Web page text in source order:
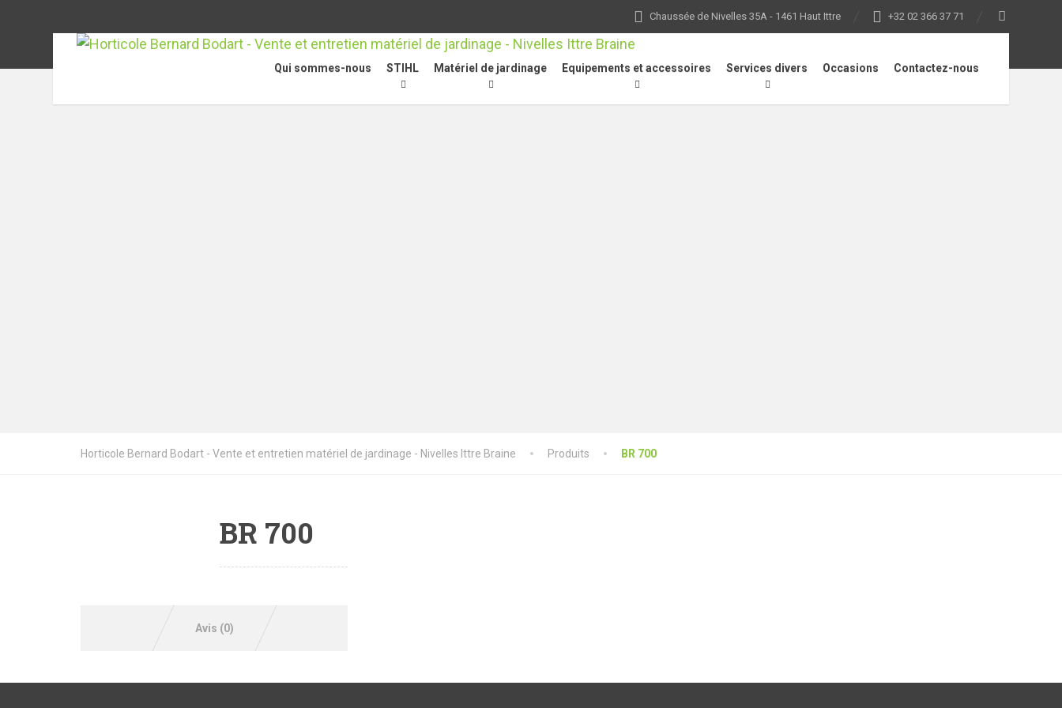
Chaussée de Nivelles 35A - 1461 Haut Ittre +32 02 366 37 71
Qui sommes-nous STIHL Matériel de jardinage Equipements et accessoires Services divers Occasions Contactez-nous
Horticole Bernard Bodart - Vente et entretien matériel de jardinage - Nivelles Ittre Braine Produits BR 700
BR 700
Avis (0)